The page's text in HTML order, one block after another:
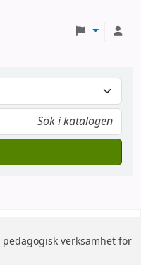
pedagogisk verksamhet för